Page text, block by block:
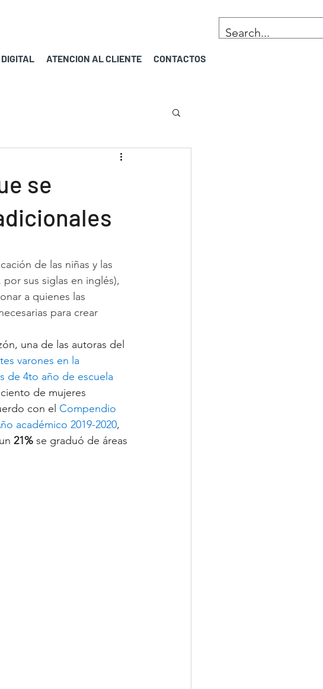
DIGITAL ATENCION AL CLIENTE CONTACTOS
se
de las niñas y las
sus siglas en inglés),
a quienes las
para crear
una de las autoras del
varones en la
de 4to año de escuela
de mujeres
con el Compendio
académico 2019-2020,
21% se graduó de áreas